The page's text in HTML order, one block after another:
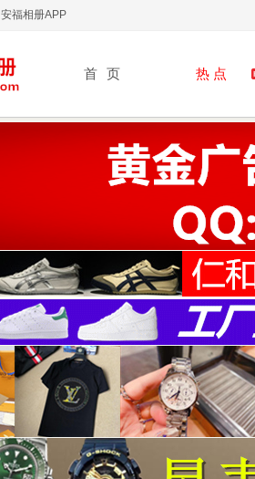
安福相册APP
首 页 热 点